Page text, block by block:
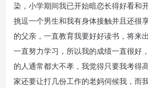
染，小学期间我已开始暗恋长得好看和
挑逗一个男生和我有身体接触并且还很
的父亲，一直教育我要好好读书，将来
一直努力学习，所以我的成绩一直很好
的人通常都大不孝，我觉得只要我考得
家还要让打几份工作的老妈伺候我，而